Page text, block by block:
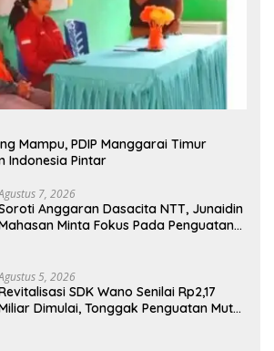
Mampu, PDIP Manggarai Timur
Indonesia Pintar
7, 2026
Anggaran Dasacita NTT, Junaidin
Minta Fokus Pada Penguatan
5, 2026
SDK Wano Senilai Rp2,17
Dimulai, Tonggak Penguatan Mutu